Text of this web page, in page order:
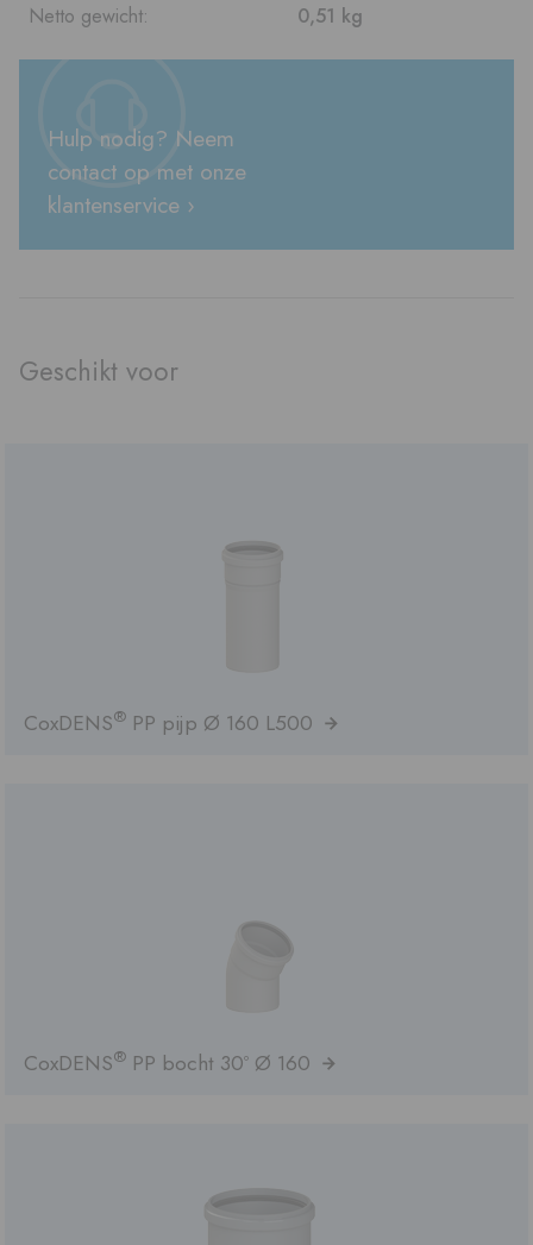
Netto gewicht:
0,51 kg
Hulp nodig? Neem
contact op met onze
klantenservice ›
Geschikt voor
CoxDENS® PP pijp Ø 160 L500
CoxDENS® PP bocht 30º Ø 160